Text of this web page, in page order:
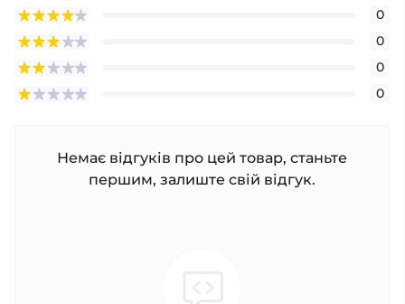
0
0
0
0
Немає відгуків про цей товар, станьте
першим, залиште свій відгук.